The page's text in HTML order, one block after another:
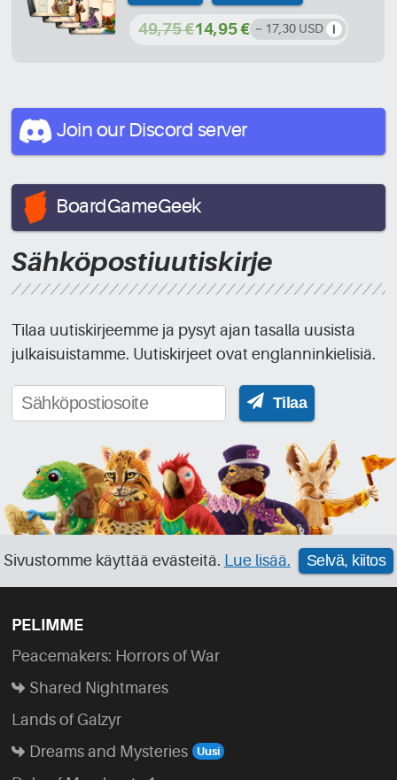
49,75 €14,95 € ~ 17,30 USD
Join our Discord server
BoardGameGeek
Sähköpostiuutiskirje
Tilaa uutiskirjeemme ja pysyt ajan tasalla uusista
julkaisuistamme. Uutiskirjeet ovat englanninkielisiä.
Tilaa
Sivustomme käyttää evästeitä. Lue lisää. Selvä, kiitos
PELIMME
Peacemakers: Horrors of War
Shared Nightmares
Lands of Galzyr
Dreams and Mysteries